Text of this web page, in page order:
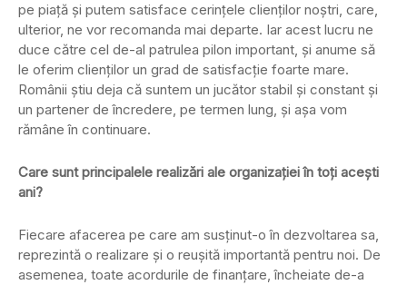
pe piață și putem satisface cerințele clienților noștri, care,
ulterior, ne vor recomanda mai departe. Iar acest lucru ne
duce către cel de-al patrulea pilon important, și anume să
le oferim clienților un grad de satisfacție foarte mare.
Românii știu deja că suntem un jucător stabil și constant și
un partener de încredere, pe termen lung, și așa vom
rămâne în continuare.
Care sunt principalele realizări ale organizației în toți acești
ani?
Fiecare afacerea pe care am susținut-o în dezvoltarea sa,
reprezintă o realizare și o reușită importantă pentru noi. De
asemenea, toate acordurile de finanțare, încheiate de-a